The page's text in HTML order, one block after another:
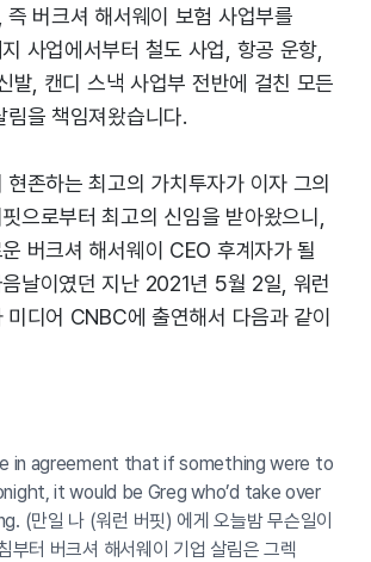
즉 버크셔 해서웨이 보험 사업부를
사업에서부터 철도 사업, 항공 운항,
발, 캔디 스낵 사업부 전반에 걸친 모든
림을 책임져왔습니다.
존하는 최고의 가치투자가 이자 그의
으로부터 최고의 신임을 받아왔으니,
버크셔 해서웨이 CEO 후계자가 될
날이였던 지난 2021년 5월 2일, 워런
미디어 CNBC에 출연해서 다음과 같이
in agreement that if something were to
it would be Greg who’d take over
(만일 나 (워런 버핏) 에게 오늘밤 무슨일이
부터 버크셔 해서웨이 기업 살림은 그렉